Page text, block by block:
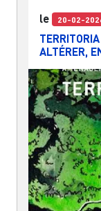
le 20-02-
ALTÉRER,